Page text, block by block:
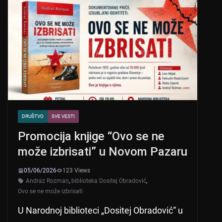
DRUŠTVO SVE VESTI
Promocija knjige “Ovo se ne
može izbrisati” u Novom Pazaru
05/06/2026
123 Views
Andraz Rozman, biblioteka Dositej Obradović,
Ovo se ne može izbrisati
U Narodnoj biblioteci „Dositej Obradović“ u